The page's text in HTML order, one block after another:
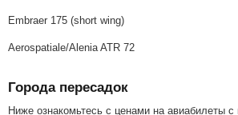
Embraer 175 (short wing)
Aerospatiale/Alenia ATR 72
Города пересадок
Ниже ознакомьтесь с ценами на авиабилеты с